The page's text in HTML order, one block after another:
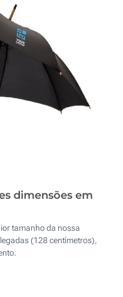
dimensões em
tamanho da nossa
(128 centímetros),